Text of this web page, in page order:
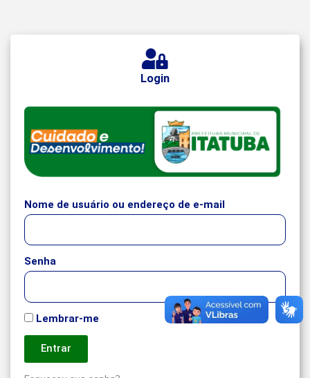
Login
Nome de usuário ou endereço de e-mail
Senha
Lembrar-me
Entrar